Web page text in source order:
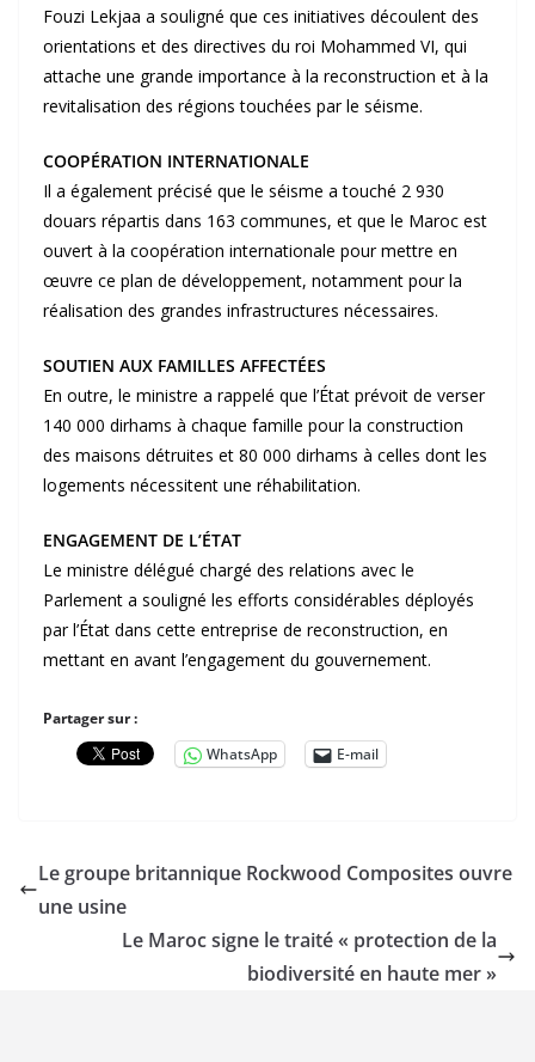
Fouzi Lekjaa a souligné que ces initiatives découlent des
orientations et des directives du roi Mohammed VI, qui
attache une grande importance à la reconstruction et à la
revitalisation des régions touchées par le séisme.
COOPÉRATION INTERNATIONALE
Il a également précisé que le séisme a touché 2 930
douars répartis dans 163 communes, et que le Maroc est
ouvert à la coopération internationale pour mettre en
œuvre ce plan de développement, notamment pour la
réalisation des grandes infrastructures nécessaires.
SOUTIEN AUX FAMILLES AFFECTÉES
En outre, le ministre a rappelé que l’État prévoit de verser
140 000 dirhams à chaque famille pour la construction
des maisons détruites et 80 000 dirhams à celles dont les
logements nécessitent une réhabilitation.
ENGAGEMENT DE L’ÉTAT
Le ministre délégué chargé des relations avec le
Parlement a souligné les efforts considérables déployés
par l’État dans cette entreprise de reconstruction, en
mettant en avant l’engagement du gouvernement.
Partager sur :
WhatsApp
E-mail
Le groupe britannique Rockwood Composites ouvre
une usine
Le Maroc signe le traité « protection de la
biodiversité en haute mer »